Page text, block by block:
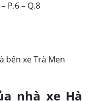
P.6 – Q.8
bến xe Trà Men
nhà xe Hà